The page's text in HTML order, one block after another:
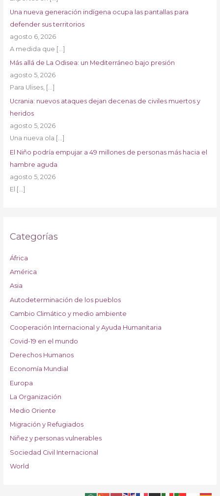
Una nueva generación indígena ocupa las pantallas para
defender sus territorios
agosto 6, 2026
A medida que […]
Más allá de La Odisea: un Mediterráneo bajo presión
agosto 5, 2026
Para Ulises, […]
Ucrania: nuevos ataques dejan decenas de civiles muertos y
heridos
agosto 5, 2026
Una nueva ola […]
El Niño podría empujar a 49 millones de personas más hacia el
hambre aguda
agosto 5, 2026
El […]
Categorías
África
América
Asia
Autodeterminación de los pueblos
Cambio Climático y medio ambiente
Cooperación Internacional y Ayuda Humanitaria
Covid-19 en el mundo
Derechos Humanos
Economía Mundial
Europa
La Organización
Medio Oriente
Migración y Refugiados
Niñez y personas vulnerables
Sociedad Civil Internacional
World